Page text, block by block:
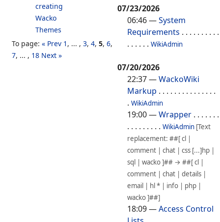
creating
Wacko
Themes
To page: « Prev 1 , ... , 3, 4, 5, 6,
7, ... , 18 Next »
07/23/2026
06:46—System
Requirements . . . . . . . . . .
. . . . . . WikiAdmin
07/20/2026
22:37—WackoWiki
Markup . . . . . . . . . . . . . . .
. WikiAdmin
19:00—Wrapper . . . . . . .
. . . . . . . . . WikiAdmin [Text
replacement: ##[ cl |
comment | chat | css [...]hp |
sql | wacko ]## → ##[ cl |
comment | chat | details |
email | hl * | info | php |
wacko ]##]
18:09—Access Control